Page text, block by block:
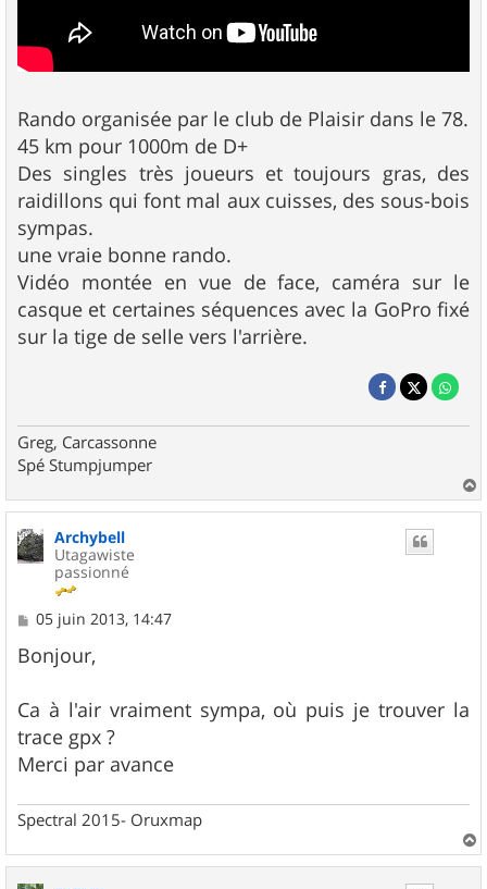
Rando organisée par le club de Plaisir dans le 78.
45 km pour 1000m de D+
Des singles très joueurs et toujours gras, des
raidillons qui font mal aux cuisses, des sous-bois
sympas.
une vraie bonne rando.
Vidéo montée en vue de face, caméra sur le
casque et certaines séquences avec la GoPro fixé
sur la tige de selle vers l'arrière.
Greg, Carcassonne
Spé Stumpjumper
a
u
Archybell
Utagawiste
passionné
M
s
s
g
e
05 juin 2013, 14:47
Bonjour,
Ca à l'air vraiment sympa, où puis je trouver la
trace gpx ?
Merci par avance
Spectral 2015- Oruxmap
a